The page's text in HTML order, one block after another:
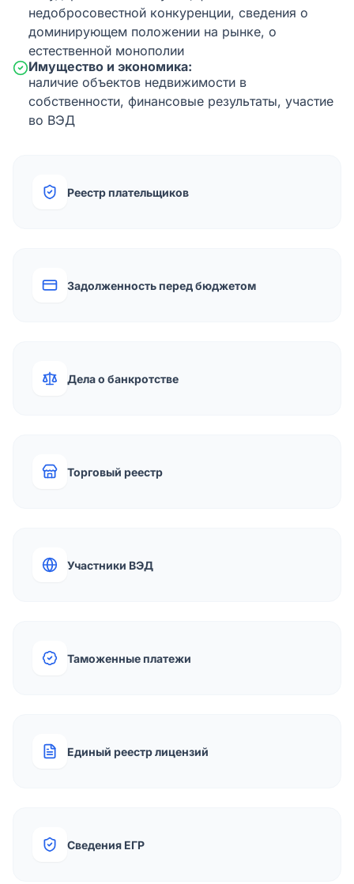
недобросовестной конкуренции, сведения о
доминирующем положении на рынке, о
естественной монополии
Имущество и экономика:
наличие объектов недвижимости в
собственности, финансовые результаты, участие
во ВЭД
Реестр плательщиков
Задолженность перед бюджетом
Дела о банкротстве
Торговый реестр
Участники ВЭД
Таможенные платежи
Единый реестр лицензий
Сведения ЕГР